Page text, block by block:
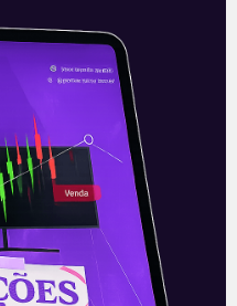
ARTIGOS